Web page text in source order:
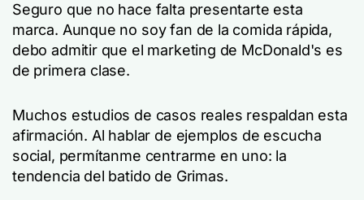
Seguro que no hace falta presentarte esta
marca. Aunque no soy fan de la comida rápida,
debo admitir que el marketing de McDonald's es
de primera clase.
Muchos estudios de casos reales respaldan esta
afirmación. Al hablar de ejemplos de escucha
social, permítanme centrarme en uno: la
tendencia del batido de Grimas.